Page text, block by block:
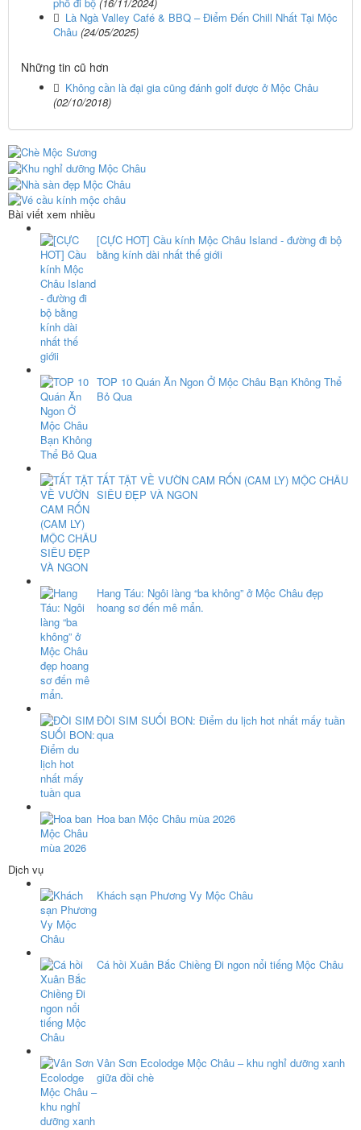
Là Ngà Valley Café & BBQ – Điểm Đến Chill Nhất Tại Mộc
Châu (24/05/2025)
Những tin cũ hơn
Không cần là đại gia cũng đánh golf được ở Mộc Châu
(02/10/2018)
Bài viết xem nhiều
[CỰC HOT] Cầu kính Mộc Châu Island - đường đi bộ
bằng kính dài nhất thế giớii
TOP 10 Quán Ăn Ngon Ở Mộc Châu Bạn Không Thể
Bỏ Qua
TẤT TẬT VỀ VƯỜN CAM RỐN (CAM LY) MỘC CHÂU
SIÊU ĐẸP VÀ NGON
Hang Táu: Ngôi làng “ba không” ở Mộc Châu đẹp
hoang sơ đến mê mẩn.
ĐÒI SIM SUỐI BON: Điểm du lịch hot nhất mấy tuần
qua
Hoa ban Mộc Châu mùa 2026
Dịch vụ
Khách sạn Phương Vy Mộc Châu
Cá hồi Xuân Bắc Chiềng Đi ngon nổi tiếng Mộc Châu
Vân Sơn Ecolodge Mộc Châu – khu nghỉ dưỡng xanh
giữa đồi chè